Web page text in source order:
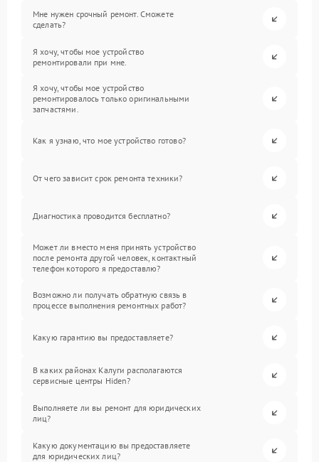
Мне нужен срочный ремонт. Сможете
сделать?
Я хочу, чтобы мое устройство
ремонтировали при мне.
Я хочу, чтобы мое устройство
ремонтировалось только оригинальными
запчастями.
Как я узнаю, что мое устройство готово?
От чего зависит срок ремонта техники?
Диагностика проводится бесплатно?
Может ли вместо меня принять устройство
после ремонта другой человек, контактный
телефон которого я предоставлю?
Возможно ли получать обратную связь в
процессе выполнения ремонтных работ?
Какую гарантию вы предоставляете?
В каких районах Калуги располагаются
сервисные центры Hiden?
Выполняете ли вы ремонт для юридических
лиц?
Какую документацию вы предоставляете
для юридических лиц?